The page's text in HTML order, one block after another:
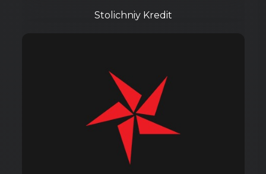
Stolichniy Kredit